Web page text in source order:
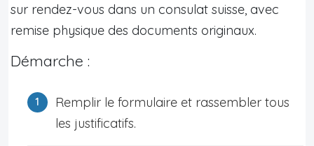
sur rendez-vous dans un consulat suisse, avec
remise physique des documents originaux.
Démarche :
Remplir le formulaire et rassembler tous
les justificatifs.